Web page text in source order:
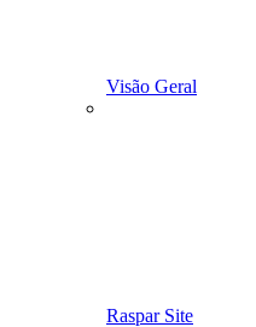
Visão Geral
Raspar Site